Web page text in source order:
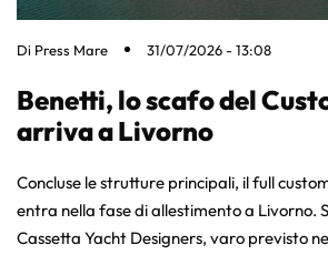
Di Press Mare 31/07/2026 - 13:08
Benetti, lo scafo del
arriva a Livorno
Concluse le strutture principali, il full
entra nella fase di allestimento a Livorno.
Cassetta Yacht Designers, varo previsto